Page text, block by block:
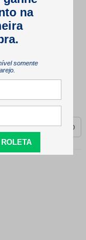
e bem
na loja!
1 0